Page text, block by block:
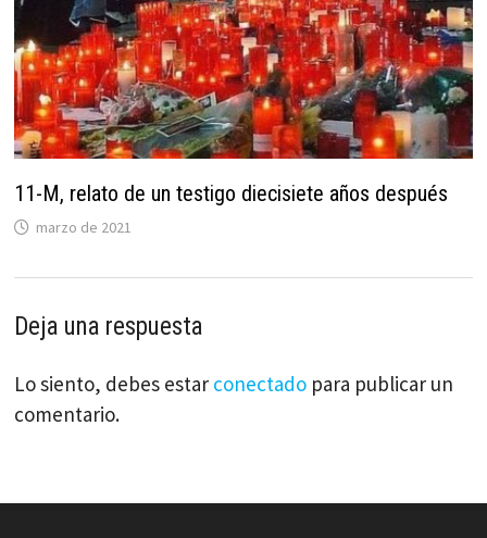
11-M, relato de un testigo diecisiete años después
marzo de 2021
Deja una respuesta
Lo siento, debes estar conectado para publicar un
comentario.